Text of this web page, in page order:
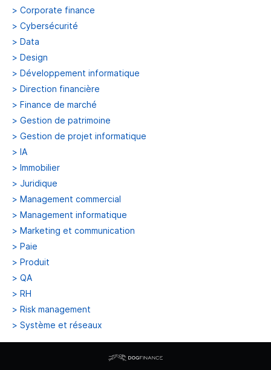
> Corporate finance
> Cybersécurité
> Data
> Design
> Développement informatique
> Direction financière
> Finance de marché
> Gestion de patrimoine
> Gestion de projet informatique
> IA
> Immobilier
> Juridique
> Management commercial
> Management informatique
> Marketing et communication
> Paie
> Produit
> QA
> RH
> Risk management
> Système et réseaux